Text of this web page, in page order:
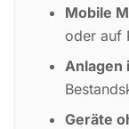
Mobile
oder auf
Anlagen
Geräte